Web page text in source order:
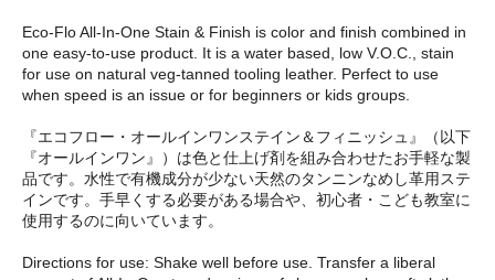
Eco-Flo All-In-One Stain & Finish is color and finish combined in
one easy-to-use product. It is a water based, low V.O.C., stain
for use on natural veg-tanned tooling leather. Perfect to use
when speed is an issue or for beginners or kids groups.
『エコフロー・オールインワンステイン＆フィニッシュ』（以下
『オールインワン』）は色と仕上げ剤を組み合わせたお手軽な製
品です。水性で有機成分が少ない天然のタンニンなめし革用ステ
インです。手早くする必要がある場合や、初心者・こども教室に
使用するのに向いています。
Directions for use: Shake well before use. Transfer a liberal